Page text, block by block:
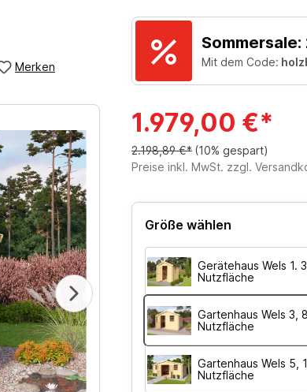
Merken Mit dem Code:
1.979,00 €*
2.198,89 €* (10% gespart)
Preise inkl. MwSt. zzgl.
Größe wählen
Gerätehaus Wels 1.
Nutzfläche
Gartenhaus Wels 3,
Nutzfläche
Gartenhaus Wels 5,
Nutzfläche